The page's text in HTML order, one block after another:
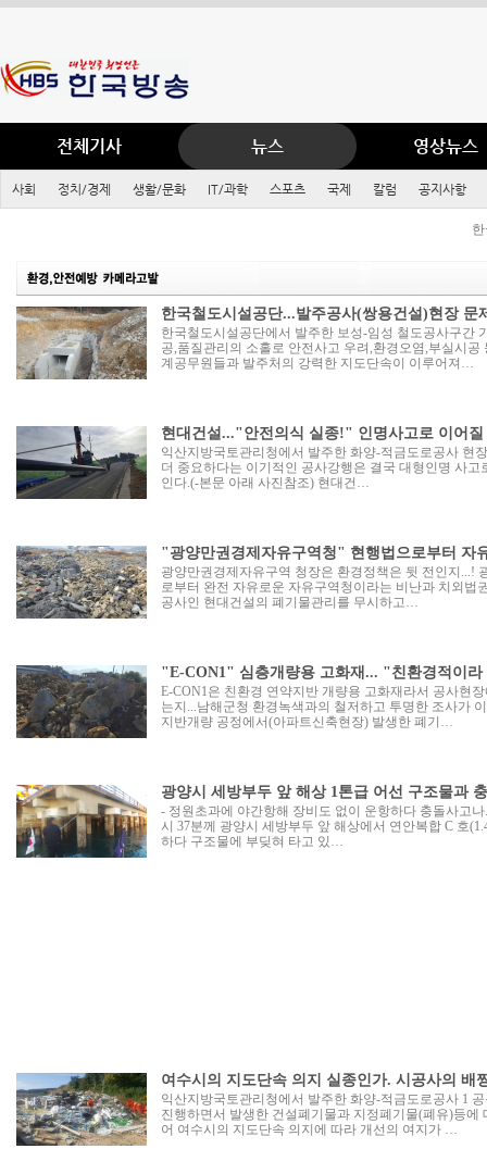
전체기사 뉴스 영상뉴스
사회 정치/경제 생활/문화 IT/과학 스포츠 국제 칼럼 공지사항
한국철도시설공단...발주공사(쌍용건설)현장 문
한국철도시설공단에서 발주한 보성-임성 철도공사구간
공,품질관리의 소홀로 안전사고 우려,환경오염,부실시
계공무원들과 발주처의 강력한 지도단속이 이루어져…
현대건설..."안전의식 실종!" 인명사고로 이어질
익산지방국토관리청에서 발주한 화양-적금도로공사 현
더 중요하다는 이기적인 공사강행은 결국 대형인명 사
인다.(-본문 아래 사진참조) 현대건…
"광양만권경제자유구역청" 현행법으로부터 자
광양만권경제자유구역 청장은 환경정책은 뒷 전인지...!
로부터 완전 자유로운 자유구역청이라는 비난과 치외법
공사인 현대건설의 폐기물관리를 무시하고…
"E-CON1" 심층개량용 고화재... "친환경적이
E-CON1은 친환경 연약지반 개량용 고화재라서 공사현
는지...남해군청 환경녹색과의 철저하고 투명한 조사가
지반개량 공정에서(아파트신축현장) 발생한 폐기…
광양시 세방부두 앞 해상 1톤급 어선 구조물과
- 정원초과에 야간항해 장비도 없이 운항하다 충돌사고
시 37분께 광양시 세방부두 앞 해상에서 연안복합 C 호
하다 구조물에 부딪혀 타고 있…
여수시의 지도단속 의지 실종인가. 시공사의 배
익산지방국토관리청에서 발주한 화양-적금도로공사 1
진행하면서 발생한 건설폐기물과 지정폐기물(폐유)등
어 여수시의 지도단속 의지에 따라 개선의 여지가 …